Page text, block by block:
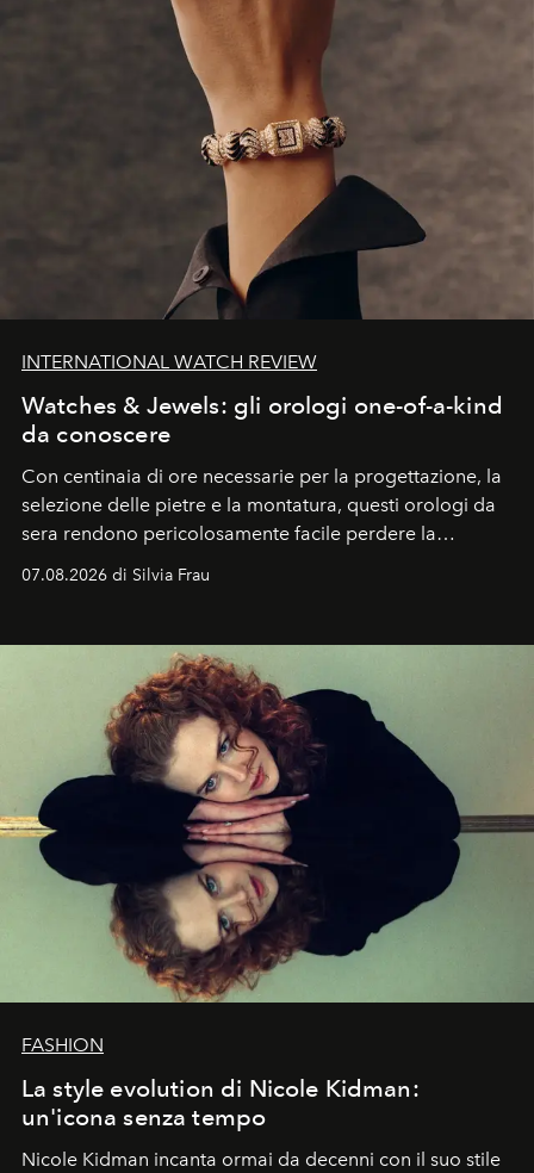
INTERNATIONAL WATCH REVIEW
Watches & Jewels: gli orologi one-of-a-kind
da conoscere
Con centinaia di ore necessarie per la progettazione, la
selezione delle pietre e la montatura, questi orologi da
sera rendono pericolosamente facile perdere la
cognizione del tempo. Ma con quadranti così
07.08.2026 di Silvia Frau
FASHION
La style evolution di Nicole Kidman:
un'icona senza tempo
Nicole Kidman incanta ormai da decenni con il suo stile